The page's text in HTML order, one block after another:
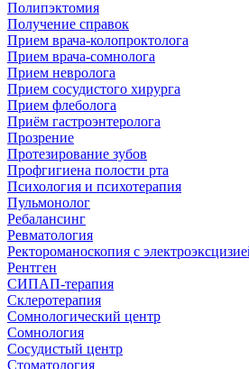
Полипэктомия
Получение справок
Прием врача-колопроктолога
Прием врача-сомнолога
Прием невролога
Прием сосудистого хирурга
Прием флеболога
Приём гастроэнтеролога
Прозрение
Протезирование зубов
Профгигиена полости рта
Психология и психотерапия
Пульмонолог
Ребалансинг
Ревматология
Ректороманоскопия с
Рентген
СИПАП-терапия
Склеротерапия
Сомнологический центр
Сомнология
Сосудистый центр
Стоматология